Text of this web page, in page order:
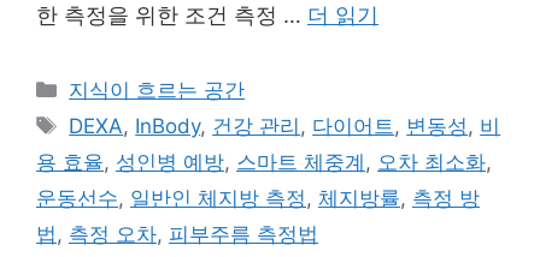
한 측정을 위한 조건 측정 … 더 읽기
카
테
리
지식이 흐르는 공간
태
그
DEXA, InBody, 건강 관리 , 다이어트, 변동성, 비
용 효율, 성인병 예방, 스마트 체중계 , 오차 최소화,
운동선수, 일반인 체지방 측정, 체지방률, 측정 방
법, 측정 오차, 피부주름 측정법